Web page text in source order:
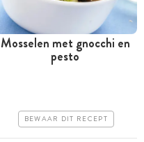
Tussen 30 minuten en 1
Mosselen met gnocchi en
pesto
BEWAAR DIT RECEPT